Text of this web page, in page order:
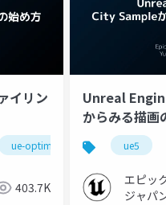
イリン
ue-optimize ue-nongame
403.7K
Unreal
からみる描画
2022】ue5
エピッ
ジャパ